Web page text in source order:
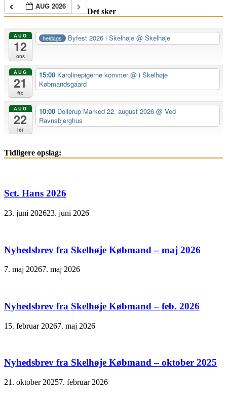
AUG 2026
Det sker
AUG
12
ons
heldags Byfest 2026 i Skelhøje@ Skelhøje
AUG
21
fre
15:00 Karolinepigerne kommer@ i Skelhøje
Købmandsgaard
AUG
22
lør
10:00 Dollerup Marked 22. august 2026 @ Ved
Ravnsbjerghus
Tidligere opslag:
Sct. Hans 2026
23. juni 202623. juni 2026
Nyhedsbrev fra Skelhøje Købmand – maj 2026
7. maj 20267. maj 2026
Nyhedsbrev fra Skelhøje Købmand – feb. 2026
15. februar 20267. maj 2026
Nyhedsbrev fra Skelhøje Købmand – oktober 2025
21. oktober 20257. februar 2026